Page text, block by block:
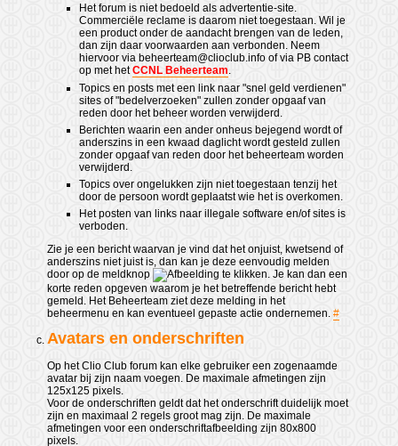
Het forum is niet bedoeld als advertentie-site.
Commerciële reclame is daarom niet toegestaan. Wil je
een product onder de aandacht brengen van de leden,
dan zijn daar voorwaarden aan verbonden. Neem
hiervoor via beheerteam@clioclub.info of via PB contact
op met hetCCNL Beheerteam
Topics en posts met een link naar "snel geld verdienen"
sites of "bedelverzoeken" zullen zonder opgaaf van
reden door het beheer worden verwijderd.
Berichten waarin een ander onheus bejegend wordt of
anderszins in een kwaad daglicht wordt gesteld zullen
zonder opgaaf van reden door het beheerteam worden
verwijderd.
Topics over ongelukken zijn niet toegestaan tenzij het
door de persoon wordt geplaatst wie het is overkomen.
Het posten van links naar illegale software en/of sites is
verboden.
Zie je een bericht waarvan je vind dat het onjuist, kwetsend of
anderszins niet juist is, dan kan je deze eenvoudig melden
door op de meldknop
te klikken. Je kan dan een
korte reden opgeven waarom je het betreffende bericht hebt
gemeld. Het Beheerteam ziet deze melding in het
beheermenu en kan eventueel gepaste actie ondernemen. #
Avatars en onderschriften
Op het Clio Club forum kan elke gebruiker een zogenaamde
avatar bij zijn naam voegen. De maximale afmetingen zijn
125x125 pixels.
Voor de onderschriften geldt dat het onderschrift duidelijk moet
zijn en maximaal 2 regels groot mag zijn. De maximale
afmetingen voor een onderschriftafbeelding zijn 80x800
pixels.